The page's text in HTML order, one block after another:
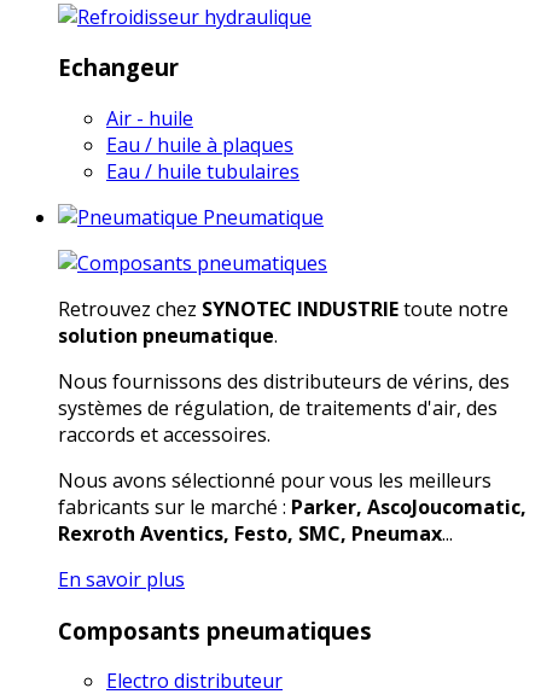
Echangeur
Air - huile
Eau / huile à plaques
Eau / huile tubulaires
Pneumatique
Retrouvez chez SYNOTEC INDUSTRIEtoute notre
solution pneumatique.
Nous fournissons des distributeurs de vérins, des
systèmes de régulation, de traitements d'air, des
raccords et accessoires.
Nous avons sélectionné pour vous les meilleurs
fabricants sur le marché : Parker, AscoJoucomatic,
Rexroth Aventics, Festo, SMC, Pneumax...
En savoir plus
Composants pneumatiques
Electro distributeur